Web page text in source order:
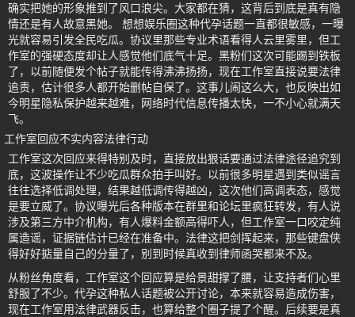
确实把她的形象推到了风口浪尖。大家都在猜，这背后到底是真有隐
情还是有人故意黑她。 想想娱乐圈这种代孕话题一直都很敏感，一曝
光就容易引发全民吃瓜。协议里那些专业术语看得人云里雾里，但工
作室的强硬态度却让人感觉他们底气十足。黑粉们这次可能踢到铁板
了，以前随便发个帖子就能传得沸沸扬扬，现在工作室直接说要法律
追责，估计很多人都开始删帖自保了。这事儿闹这么大，也反映出如
今明星隐私保护越来越难，网络时代信息传播太快，一不小心就满天
飞。
工作室回应不实内容法律行动
工作室这次回应来得特别及时，直接放出狠话要通过法律途径追究到
底，这波操作让不少吃瓜群众拍手叫好。以前很多明星遇到类似谣言
往往选择低调处理，结果越低调传得越凶，这次他们高调表态，感觉
是要立威了。协议曝光后各种版本在群里和论坛里疯狂转发，有人说
涉及第三方中介机构，有人爆料金额高得吓人，但工作室一口咬定纯
属造谣，证据链估计已经在准备中。法律这把剑挥起来，那些键盘侠
得好好掂量自己的分量了，别到时候真收到律师函哭都来不及。
从粉丝角度看，工作室这个回应算是给景甜撑了腰，让支持者们心里
舒服了不少。代孕这种私人话题被公开讨论，本来就容易造成伤害，
现在工作室用法律武器反击，也算给整个圈子提了个醒。后续要是真